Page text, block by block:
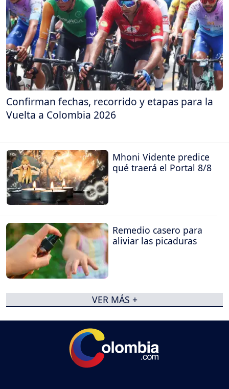
Confirman fechas, recorrido y etapas para la
Vuelta a Colombia 2026
Mhoni Vidente predice
qué traerá el Portal 8/8
Remedio casero para
aliviar las picaduras
VER MÁS +